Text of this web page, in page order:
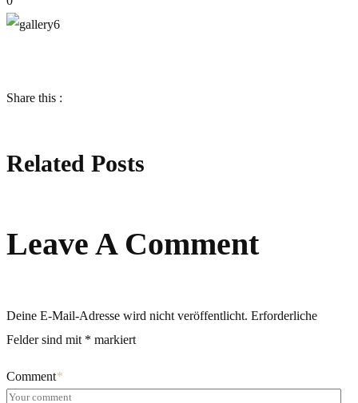
Share this :
Related Posts
Leave A Comment
Deine E-Mail-Adresse wird nicht veröffentlicht. Erforderliche
Felder sind mit * markiert
Comment*